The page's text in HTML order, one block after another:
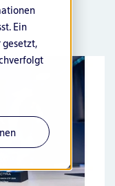
Ein
gesetzt,